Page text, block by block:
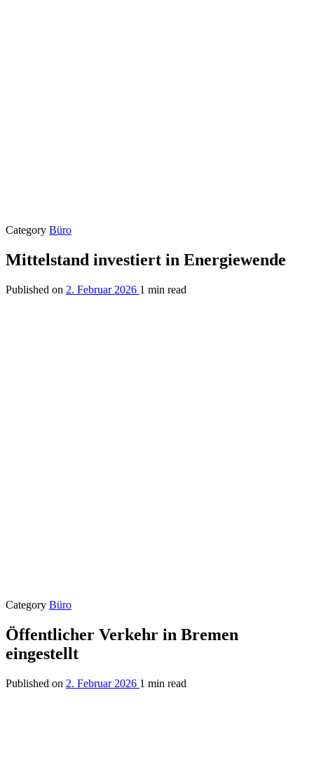
Category Büro
Mittelstand investiert in Energiewende
Published on 2. Februar 2026 1 min read
Category Büro
Öffentlicher Verkehr in Bremen
eingestellt
Published on 2. Februar 2026 1 min read